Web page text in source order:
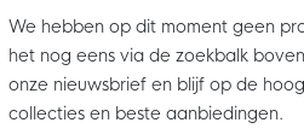
We hebben op dit moment geen
het nog eens via de zoekbalk
onze nieuwsbrief en blijf op de
collecties en beste aanbiedingen.